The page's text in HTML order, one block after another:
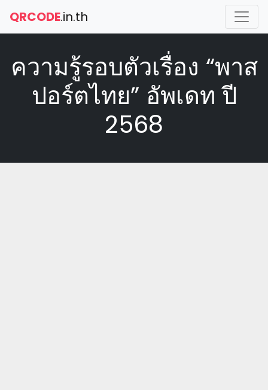
QRCODE.in.th
ความรู้รอบตัวเรื่อง “พาส
ปอร์ตไทย” อัพเดท ปี
2568